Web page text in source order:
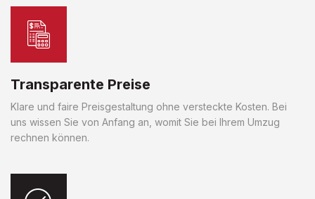
Transparente Preise
Klare und faire Preisgestaltung ohne versteckte Kosten. Bei
uns wissen Sie von Anfang an, womit Sie bei Ihrem Umzug
rechnen können.